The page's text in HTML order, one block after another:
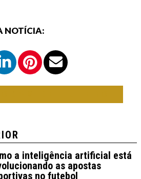
NOTÍCIA:
a inteligência artificial está
as apostas
no futebol